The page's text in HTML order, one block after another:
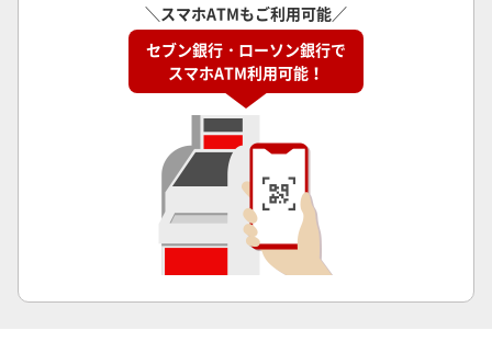
＼スマホATMもご利用可能／
セブン銀行・ローソン銀行で
スマホATM利用可能！